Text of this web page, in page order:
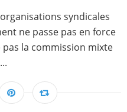
syndicales
ne passe pas en force
la commission mixte